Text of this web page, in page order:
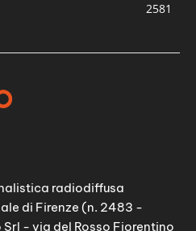
2581
radiodiffusa
di Firenze (n. 2483 -
- via del Rosso Fiorentino